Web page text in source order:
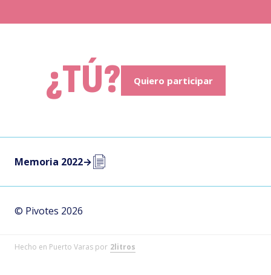
¿TÚ? Quiero participar
© Pivotes 2026
Memoria 2022→
Hecho en Puerto Varas por 2litros